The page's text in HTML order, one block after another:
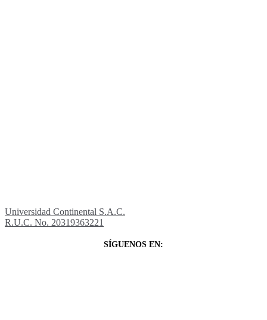
Universidad Continental S.A.C.
R.U.C. No. 20319363221
SÍGUENOS EN: